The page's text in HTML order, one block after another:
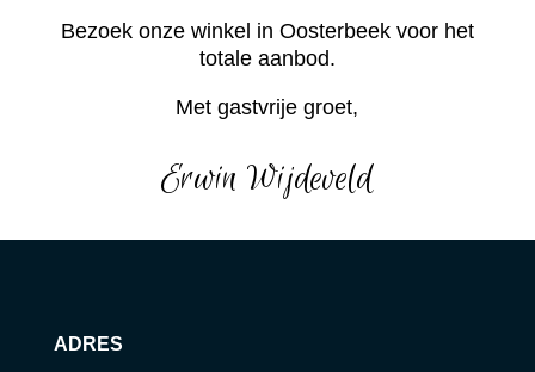
Bezoek onze winkel in Oosterbeek voor het
totale aanbod.
Met gastvrije groet,
Erwin Wijdeveld
ADRES